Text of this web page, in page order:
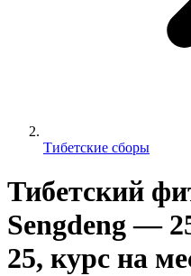
Тибетские сборы
Тибетский
Sengdeng —
25, курс на